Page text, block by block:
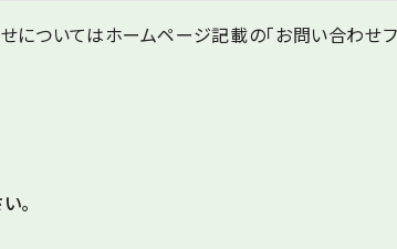
ついてはホームページ記載の「お問い合わせ
。